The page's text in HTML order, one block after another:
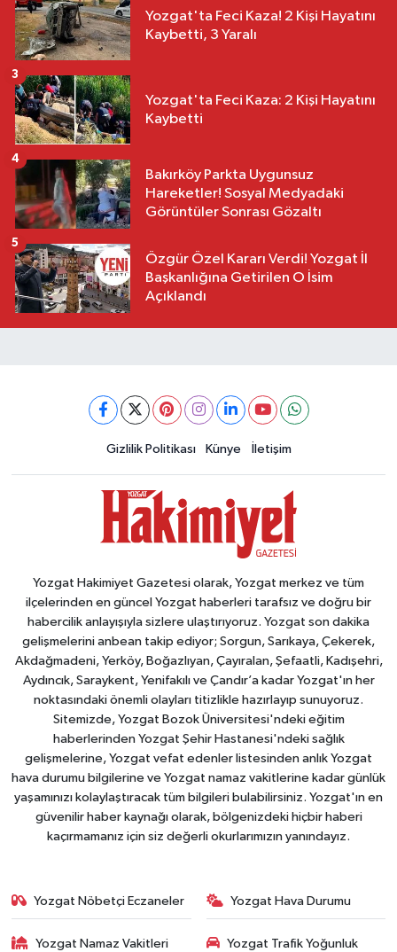
Yozgat'ta Feci Kaza! 2 Kişi Hayatını
Kaybetti, 3 Yaralı
Yozgat'ta Feci Kaza: 2 Kişi Hayatını
Kaybetti
3
Bakırköy Parkta Uygunsuz
Hareketler! Sosyal Medyadaki
Görüntüler Sonrası Gözaltı
4
Özgür Özel Kararı Verdi! Yozgat İl
Başkanlığına Getirilen O İsim
Açıklandı
5
Gizlilik Politikası Künye İletişim
Yozgat Hakimiyet Gazetesi olarak, Yozgat merkez ve tüm
ilçelerinden en güncel Yozgat haberleri tarafsız ve doğru bir
habercilik anlayışıyla sizlere ulaştırıyoruz. Yozgat son dakika
gelişmelerini anbean takip ediyor; Sorgun, Sarıkaya, Çekerek,
Akdağmadeni, Yerköy, Boğazlıyan, Çayıralan, Şefaatli, Kadışehri,
Aydıncık, Saraykent, Yenifakılı ve Çandır’a kadar Yozgat'ın her
noktasındaki önemli olayları titizlikle hazırlayıp sunuyoruz.
Sitemizde, Yozgat Bozok Üniversitesi'ndeki eğitim
haberlerinden Yozgat Şehir Hastanesi'ndeki sağlık
gelişmelerine, Yozgat vefat edenler listesinden anlık Yozgat
hava durumu bilgilerine ve Yozgat namaz vakitlerine kadar günlük
yaşamınızı kolaylaştıracak tüm bilgileri bulabilirsiniz. Yozgat'ın en
güvenilir haber kaynağı olarak, bölgenizdeki hiçbir haberi
kaçırmamanız için siz değerli okurlarımızın yanındayız.
Yozgat Nöbetçi Eczaneler Yozgat Hava Durumu
Yozgat Namaz Vakitleri
Yozgat Trafik Yoğunluk